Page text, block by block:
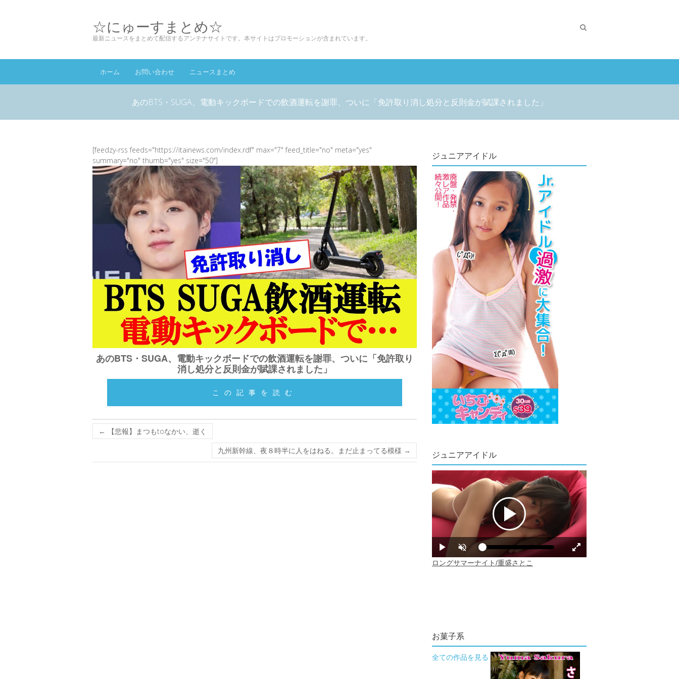
☆にゅーすまとめ☆
最新ニュースをまとめて配信するアンテナサイトです。本サイトはプロモーションが含まれています。
ホーム お問い合わせ ニュースまとめ
あのBTS・SUGA、電動キックボードでの飲酒運転を謝罪、ついに「免許取り消し処分と反則金が賦課されました」
[feedzy-rss feeds="https://itainews.com/index.rdf" max="7" feed_title="no" meta="yes"
summary="no" thumb="yes" size="50"]
あのBTS・SUGA、電動キックボードでの飲酒運転を謝罪、ついに「免許取り
消し処分と反則金が賦課されました」
この記事を読む
←
【悲報】まつもtoなかい、逝く
九州新幹線、夜８時半に人をはねる。まだ止まってる模様 →
ジュニアアイドル
ジュニアアイドル
お菓子系
全ての作品を見る